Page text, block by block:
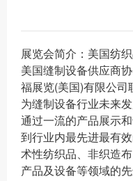
展览会简介：美国纺
美国缝制设备供应商
福展览(美国)有限公
为缝制设备行业未来
通过一流的产品展示
到行业内最先进最有
术性纺织品、非织造
产品及设备等领域的先